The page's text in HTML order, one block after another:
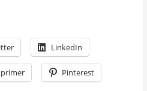
LinkedIn
Pinterest